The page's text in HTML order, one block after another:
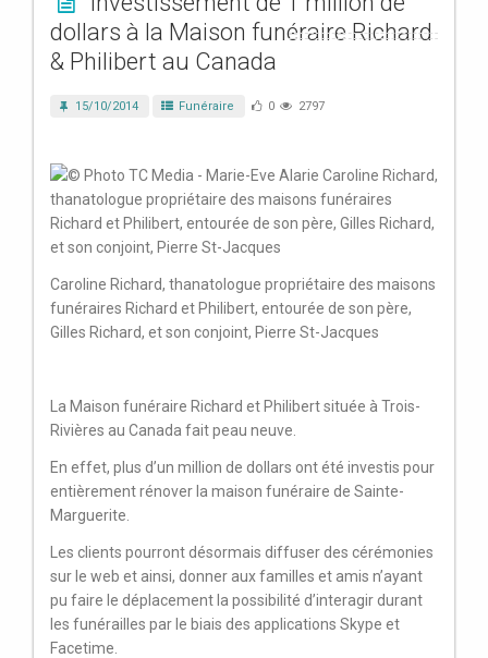
dollars à la Maison funéraire Richard
& Philibert au Canada
15/10/2014 Funéraire 0 2797
Caroline Richard, thanatologue propriétaire des maisons
funéraires Richard et Philibert, entourée de son père,
Gilles Richard, et son conjoint, Pierre St-Jacques
La Maison funéraire Richard et Philibert située à Trois-
Rivières au Canada fait peau neuve.
En effet, plus d’un million de dollars ont été investis pour
entièrement rénover la maison funéraire de Sainte-
Marguerite.
Les clients pourront désormais diffuser des cérémonies
sur le web et ainsi, donner aux familles et amis n’ayant
pu faire le déplacement la possibilité d’interagir durant
les funérailles par le biais des applications Skype et
Facetime.